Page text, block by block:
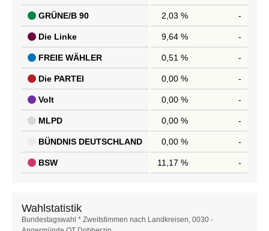
GRÜNE/B 90 2,03 % -
Die Linke 9,64 % -
FREIE WÄHLER 0,51 % -
Die PARTEI 0,00 % -
Volt 0,00 % -
MLPD 0,00 % -
BÜNDNIS DEUTSCHLAND 0,00 % -
BSW 11,17 % -
Wahlstatistik
Wahlstatistik
Bundestagswahl * Zweitstimmen nach Landkreisen, 0030 -